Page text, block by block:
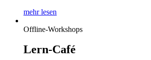
mehr lesen
Offline-Workshops
Lern-Café